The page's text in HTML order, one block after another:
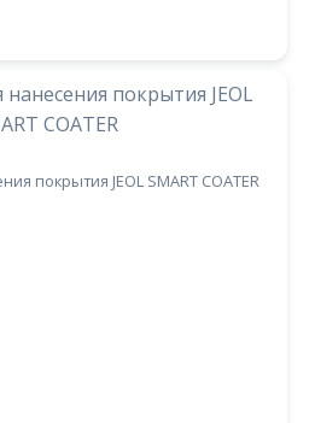
покрытия JEOL SMART COATER